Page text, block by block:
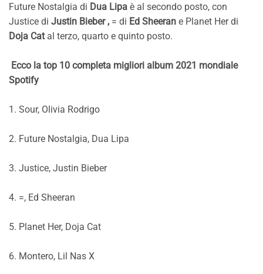
Future Nostalgia di Dua Lipa è al secondo posto, con
Justice di Justin Bieber , = di Ed Sheeran e Planet Her di
Doja Catal terzo, quarto e quinto posto.
Ecco la top 10 completa migliori album 2021 mondiale
Spotify
1. Sour, Olivia Rodrigo
2. Future Nostalgia, Dua Lipa
3. Justice, Justin Bieber
4. =, Ed Sheeran
5. Planet Her, Doja Cat
6. Montero, Lil Nas X